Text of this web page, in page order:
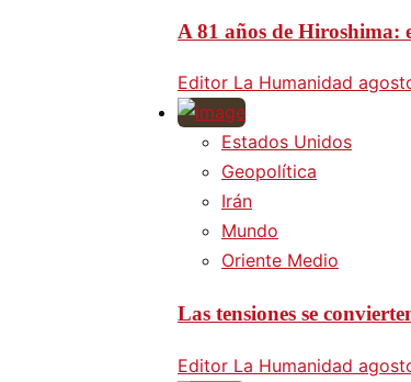
A 81 años de Hiroshima:
Editor La Humanidad
Estados Unidos
Geopolítica
Irán
Mundo
Oriente Medio
Las tensiones se
Editor La Humanidad